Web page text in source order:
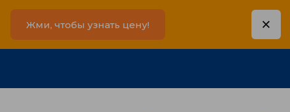
Жми, чтобы узнать цену!